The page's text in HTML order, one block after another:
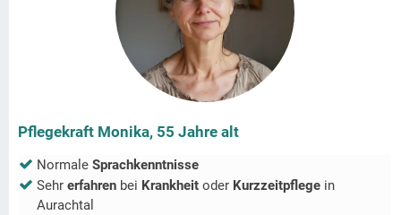
Pflegekraft Monika, 55 Jahre alt
Normale Sprachkenntnisse
Sehr erfahren bei Krankheit oder Kurzzeitpflege in
Aurachtal